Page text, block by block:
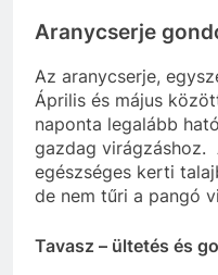
Aranycserje
Az aranycserje,
Április és május
naponta legalább
gazdag virágzáshoz.
egészséges kerti
de nem tűri a pangó
Tavasz – ültetés és